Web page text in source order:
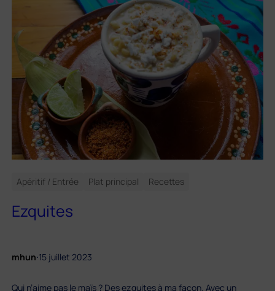
Apéritif / Entrée Plat principal Recettes
Ezquites
mhun.15 juillet 2023
Qui n’aime pas le maïs ? Des ezquites à ma façon. Avec un